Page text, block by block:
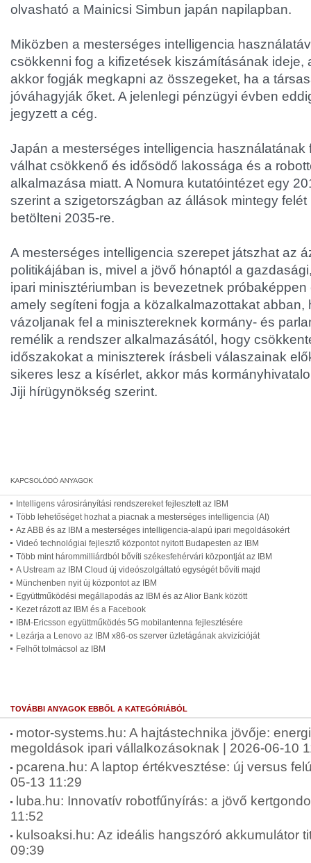
olvasható a Mainicsi Simbun japán napilapban.
Miközben a mesterséges intelligencia
csökkenni fog a kifizetések kiszámításának ideje,
akkor fogják megkapni az összegeket, ha a
jóváhagyják őket. A jelenlegi pénzügyi évben
jegyzett a cég.
Japán a mesterséges intelligencia használatának
válhat csökkenő és idősödő lakossága és a
alkalmazása miatt. A Nomura kutatóintézet egy
szerint a szigetországban az állások mintegy
betölteni 2035-re.
A mesterséges intelligencia szerepet játszhat az
politikájában is, mivel a jövő hónaptól a
ipari minisztériumban is bevezetnek próbaképpen
amely segíteni fogja a közalkalmazottakat abban,
vázoljanak fel a minisztereknek kormány- és
remélik a rendszer alkalmazásától, hogy
időszakokat a miniszterek írásbeli válaszainak
sikeres lesz a kísérlet, akkor más
Jiji hírügynökség szerint.
Intelligens városirányítási rendszereket fejlesztett az IBM
Több lehetőséget hozhat a piacnak a mesterséges intelligencia (AI)
Az ABB és az IBM a mesterséges intelligencia-alapú ipari megoldásokért
Videó technológiai fejlesztő központot nyitott Budapesten az IBM
Több mint hárommilliárdból bővíti székesfehérvári központját az IBM
A Ustream az IBM Cloud új videószolgáltató egységét bővíti majd
Münchenben nyit új központot az IBM
Együttműködési megállapodás az IBM és az Alior Bank között
Kezet rázott az IBM és a Facebook
IBM-Ericsson együttműködés 5G mobilantenna fejlesztésére
Lezárja a Lenovo az IBM x86-os szerver üzletágának akvizícióját
Felhőt tolmácsol az IBM
TOVÁBBI ANYAGOK EBBŐL A KATEGÓRIÁBÓL
motor-systems.hu: A hajtástechnika jövője:
megoldások ipari vállalkozásoknak | 2026-06-10
pcarena.hu: A laptop értékvesztése: új versus
05-13 11:29
luba.hu: Innovatív robotfűnyírás: a jövő
11:52
kulsoaksi.hu: Az ideális hangszóró akkumulátor
09:39